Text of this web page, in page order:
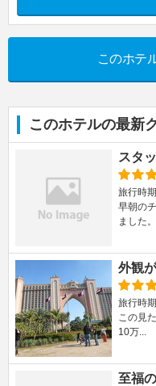
このホテ
このホテルの最新
スタ
旅行時
早朝の
ました
外観
旅行時
この見
10万...
至福